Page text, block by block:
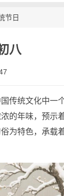
节日
八
传统文化中一
的年味，预示
为特色，承载